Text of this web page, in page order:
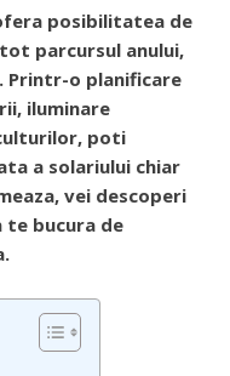
posibilitatea de
parcursul anului,
Printr-o planificare
iluminare
poti
a solariului chiar
vei descoperi
bucura de